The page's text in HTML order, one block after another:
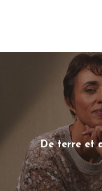
De terre et